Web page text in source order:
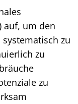
auf, um den
zu
zu
zu